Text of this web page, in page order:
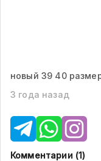
новый 39 40
3 года назад
Комментарии (1)